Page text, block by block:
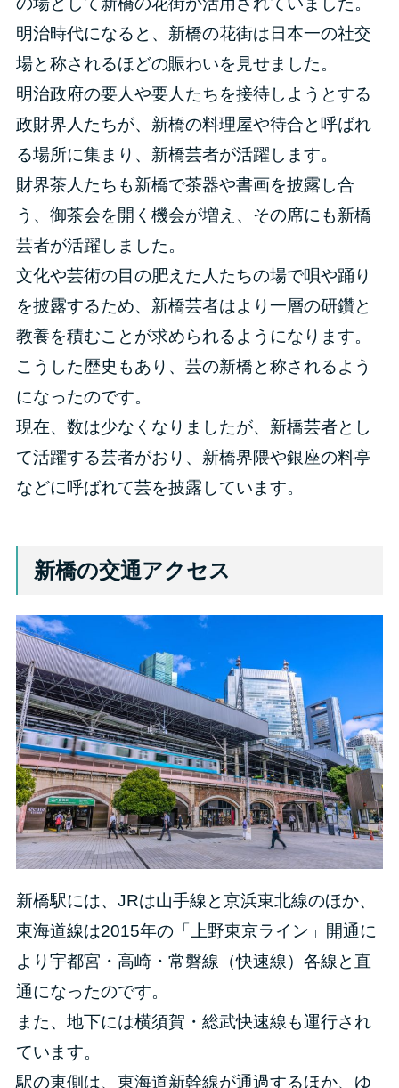
明治時代になると、新橋の花街は日本一の社交
場と称されるほどの賑わいを見せました。
明治政府の要人や要人たちを接待しようとする
政財界人たちが、新橋の料理屋や待合と呼ばれ
る場所に集まり、新橋芸者が活躍します。
財界茶人たちも新橋で茶器や書画を披露し合
う、御茶会を開く機会が増え、その席にも新橋
芸者が活躍しました。
文化や芸術の目の肥えた人たちの場で唄や踊り
を披露するため、新橋芸者はより一層の研鑽と
教養を積むことが求められるようになります。
こうした歴史もあり、芸の新橋と称されるよう
になったのです。
現在、数は少なくなりましたが、新橋芸者とし
て活躍する芸者がおり、新橋界隈や銀座の料亭
などに呼ばれて芸を披露しています。
新橋の交通アクセス
新橋駅には、JRは山手線と京浜東北線のほか、
東海道線は2015年の「上野東京ライン」開通に
より宇都宮・高崎・常磐線（快速線）各線と直
通になったのです。
また、地下には横須賀・総武快速線も運行され
ています。
駅の東側は、東海道新幹線が通過するほか、ゆ